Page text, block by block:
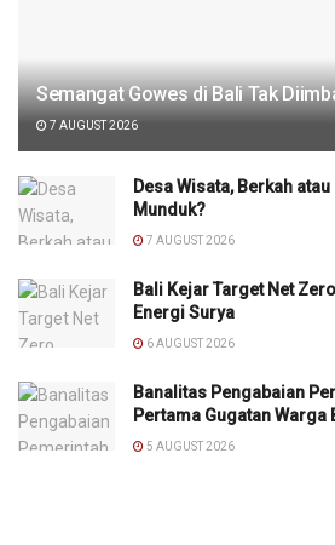
Semangat Gowes di Bali Tak
7 AUGUST 2026
Desa Wisata, Berkah
Munduk?
7 AUGUST 2026
Bali Kejar Target Net
Energi Surya
6 AUGUST 2026
Banalitas Pengabaian
Pertama Gugatan Warga
5 AUGUST 2026